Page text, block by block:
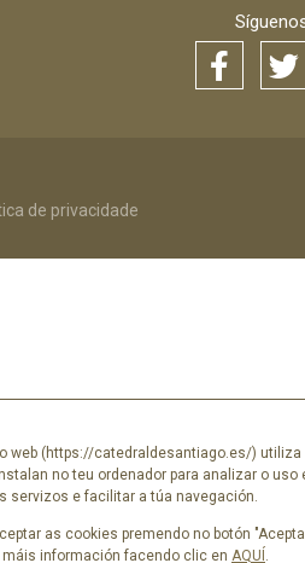
web (https://catedraldesantiago.es/) utiliza
no teu ordenador para analizar o uso
servizos e facilitar a túa navegación.
as cookies premendo no botón
máis información facendo clic en AQUÍ.
de privacidade